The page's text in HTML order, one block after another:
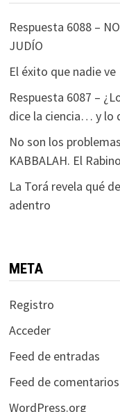
Respuesta 6088 –
JUDÍO
El éxito que nadie ve
Respuesta 6087 –
dice la ciencia… y lo
No son los
KABBALAH. El
La Torá revela qué
adentro
META
Registro
Acceder
Feed de entradas
Feed de comentarios
WordPress.org